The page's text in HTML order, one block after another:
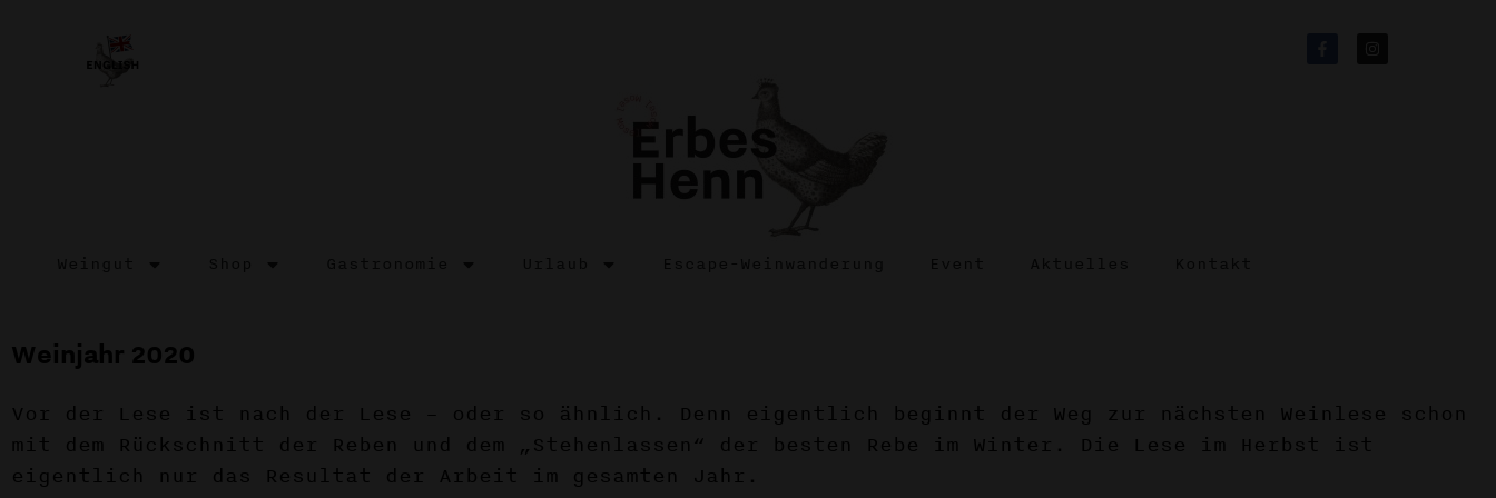
Weinjahr 2020
Vor der Lese ist nach der Lese – oder so ähnlich. Denn eigentlich beginnt der Weg zur nächsten Weinlese schon
mit dem Rückschnitt der Reben und dem „Stehenlassen“ der besten Rebe im Winter. Die Lese im Herbst ist
eigentlich nur das Resultat der Arbeit im gesamten Jahr.